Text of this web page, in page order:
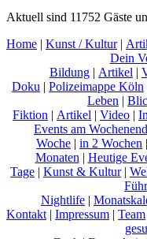
Aktuell sind 11752 Gäste
Home | Kunst / Kultur|
Dein
Bildung | Artikel |
Doku | Polizeimappe Köln
Leben |
Fiktion | Artikel | Video |
Events am
Woche | in 2 Wochen |
Monaten| Heutige
Tage | Kunst & Kultur|
Nightlife |
Kontakt| Impressum | Team